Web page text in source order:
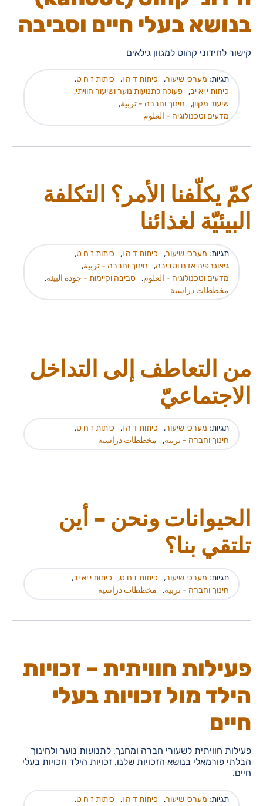
בנושא בעלי חיים וסביבה
קישור לחידוני קהוט למגוון גילאים
תגיות: מערכי שיעור, כיתות ד ה ו, כיתות ז ח ט,
כיתות י יא יב, פעולה לתנועות נוער ושיעור חוויתי,
שיעור מקוון, חינוך וחברה - تربية,
מדעים וטכנולוגיה - العلوم
كمّ يكلّفنا الأمر؟ التكلفة
البيئيّة لغذائنا
תגיות: מערכי שיעור, כיתות ד ה ו, כיתות ז ח ט,
גיאוגרפיה אדם וסביבה, חינוך וחברה - تربية,
מדעים וטכנולוגיה - العلوم, סביבה וקיימות - جودة البيئة,
مخططات دراسية
من التعاطف إلى التداخل
الاجتماعيّ
תגיות: מערכי שיעור, כיתות ד ה ו, כיתות ז ח ט,
חינוך וחברה - تربية, مخططات دراسية
الحيوانات ونحن – أين
تلتقي بنا؟
תגיות: מערכי שיעור, כיתות ז ח ט, כיתות י יא יב,
חינוך וחברה - تربية, مخططات دراسية
פעילות חוויתית – זכויות
הילד מול זכויות בעלי
חיים
פעילות חוויתית לשעורי חברה ומחנך, לתנועות נוער ולחינוך
הבלתי פורמאלי בנושא הזכויות שלנו, זכויות הילד וזכויות בעלי
חיים.
תגיות: מערכי שיעור, כיתות ד ה ו, כיתות ז ח ט,